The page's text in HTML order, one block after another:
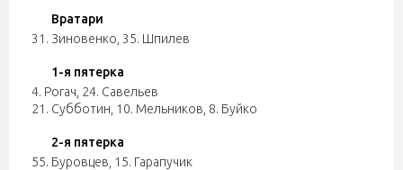
Вратари
31. Зиновенко 35. Шпилев
1-я пятерка
4. Рогач 24. Савельев
21. Субботин 10. Мельников 8. Буйко
2-я пятерка
55. Буровцев 15. Гарапучик